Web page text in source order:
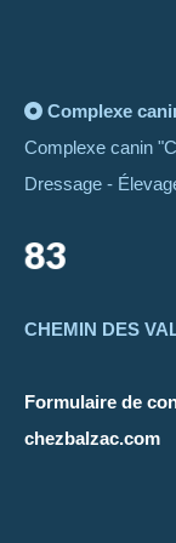
Complexe
Complexe canin
Dressage -
83
CHEMIN DES
Formulaire de
chezbalzac.com